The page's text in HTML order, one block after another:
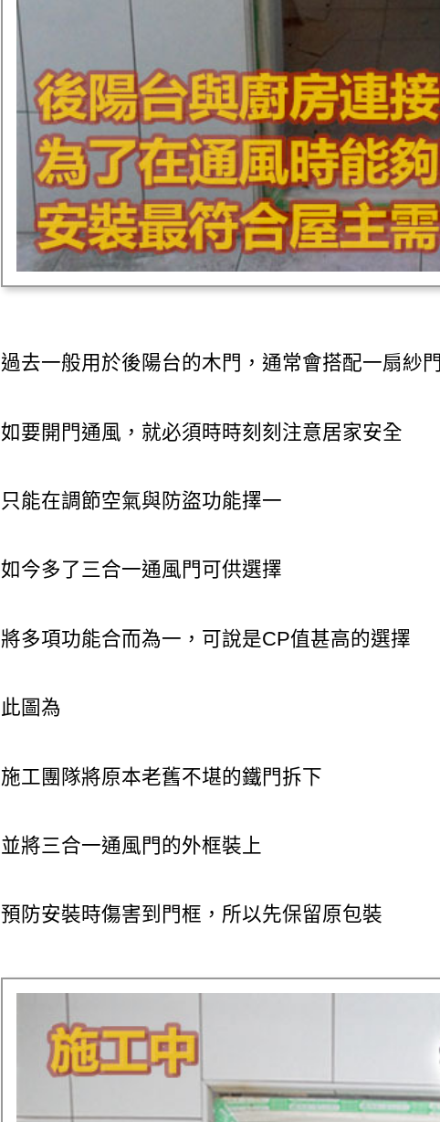
過去一般用於後陽台的木門，通常會搭配一扇紗門
如要開門通風，就必須時時刻刻注意居家安全
只能在調節空氣與防盜功能擇一
如今多了三合一通風門可供選擇
將多項功能合而為一，可說是CP值甚高的選擇
此圖為
施工團隊將原本老舊不堪的鐵門拆下
並將三合一通風門的外框裝上
預防安裝時傷害到門框，所以先保留原包裝